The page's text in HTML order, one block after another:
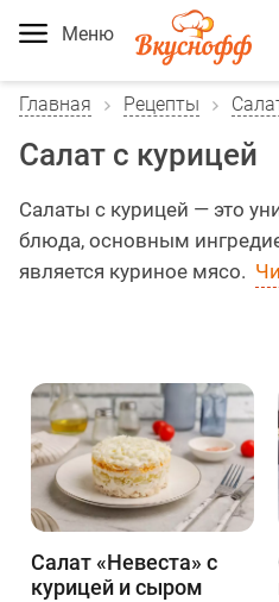
Меню
Главная Рецепты
Салат с курицей
Салаты с курицей — это
блюда, основным
является куриное мясо.
Салат «Невеста» с
курицей и сыром